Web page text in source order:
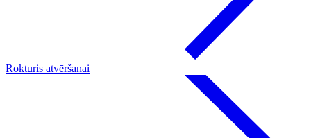
Rokturis atvēršanai